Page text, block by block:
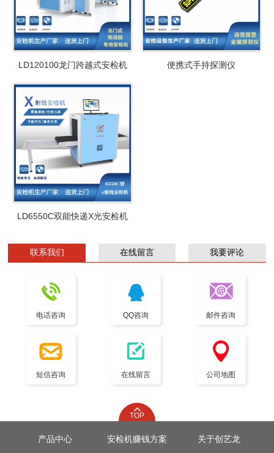
LD120100龙门跨越式安检机 便携式手持探测仪
LD6550C双能快递X光安检机
联系我们 在线留言 我要评论
电话咨询 QQ咨询 邮件咨询
短信咨询 在线留言 公司地图
TOP
产品中心 安检机赚钱方案 关于创艺龙